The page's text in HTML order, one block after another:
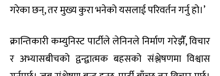
गरेका छन्, तर मुख्य कुरा भनेको यसलाई परिवर्तन गर्नु हो।’
क्रान्तिकारी कम्युनिस्ट पार्टीले लेनिनले निर्माण गरेझैँ, विचार
र अभ्यासबीचको द्वन्द्वात्मक बहसको संश्लेषणमा विश्वास